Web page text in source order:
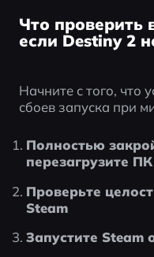
Что проверить
если Destiny 2
Начните с того, что
сбоев запуска при
Полностью
перезагрузите ПК
Проверьте
Steam
Запустите Steam